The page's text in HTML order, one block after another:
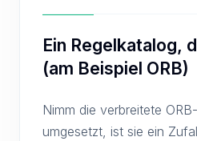
Ein Regelkatalog,
(am Beispiel ORB)
Nimm die verbreitete
umgesetzt, ist sie ein